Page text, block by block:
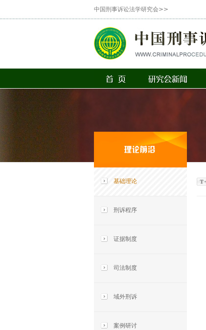
中国刑事诉讼法学研究会>>
基础理论
刑诉程序
证据制度
司法制度
域外刑诉
案例研讨